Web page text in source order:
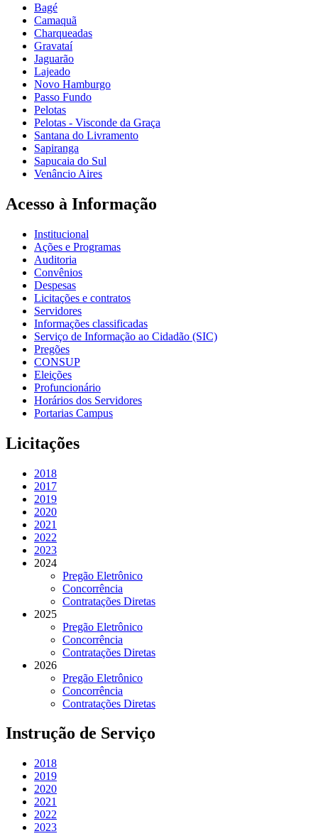
Bagé
Camaquã
Charqueadas
Gravataí
Jaguarão
Lajeado
Novo Hamburgo
Passo Fundo
Pelotas
Pelotas - Visconde da Graça
Santana do Livramento
Sapiranga
Sapucaia do Sul
Venâncio Aires
Acesso à Informação
Institucional
Ações e Programas
Auditoria
Convênios
Despesas
Licitações e contratos
Servidores
Informações classificadas
Serviço de Informação ao Cidadão (SIC)
Pregões
CONSUP
Eleições
Profuncionário
Horários dos Servidores
Portarias Campus
Licitações
2018
2017
2019
2020
2021
2022
2023
2024
Pregão Eletrônico
Concorrência
Contratações Diretas
2025
Pregão Eletrônico
Concorrência
Contratações Diretas
2026
Pregão Eletrônico
Concorrência
Contratações Diretas
Instrução de Serviço
2018
2019
2020
2021
2022
2023